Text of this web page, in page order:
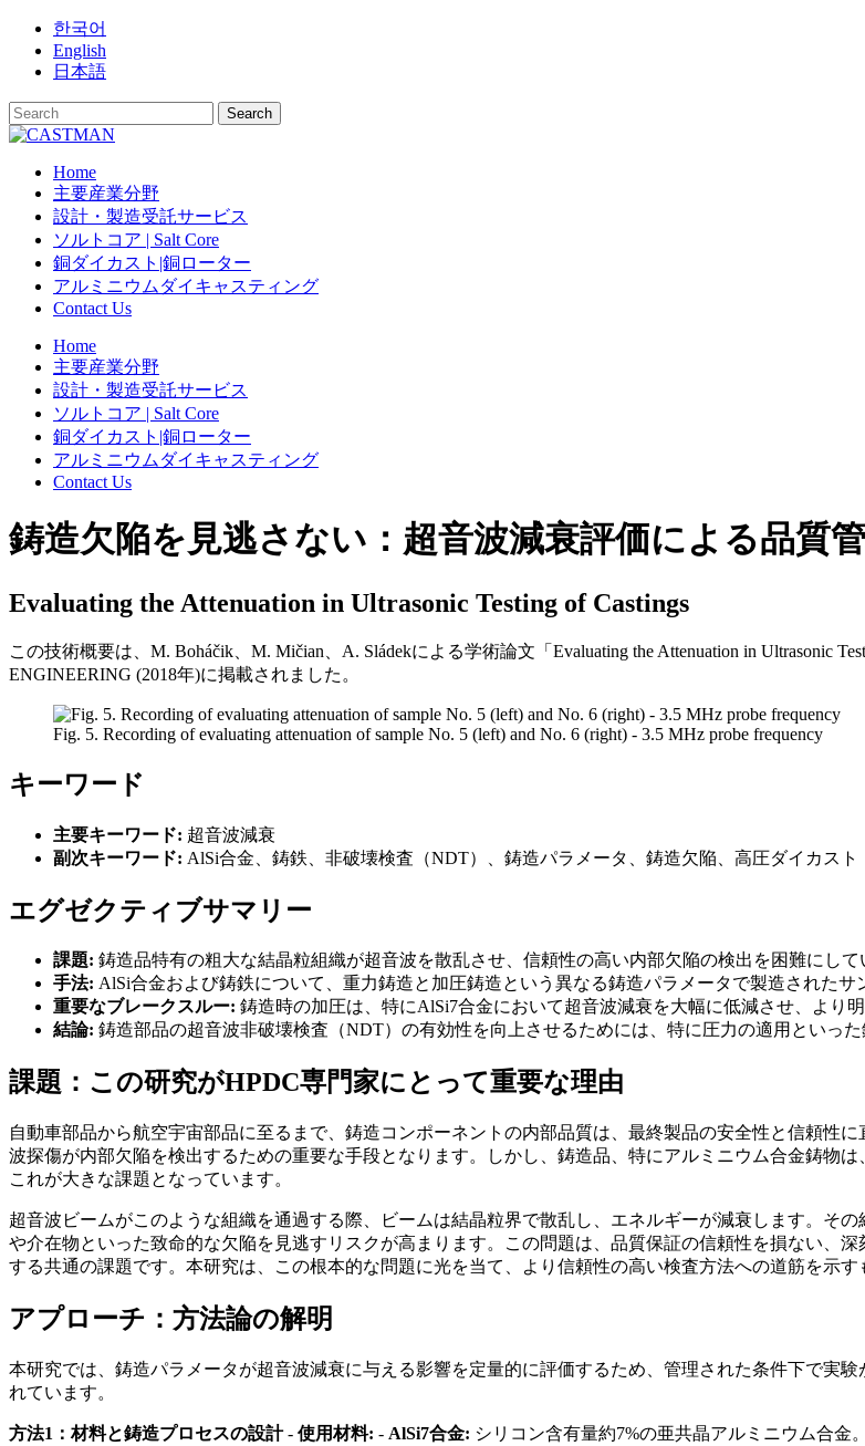
Skip
content
한국어
English
日本語
Home
主要産業分野
設計・製造受託サービス
ソルトコア | Salt Core
銅ダイカスト|銅ローター
アルミニウムダイキャスティング
Contact Us
Home
主要産業分野
設計・製造受託サービス
ソルトコア | Salt Core
銅ダイカスト|銅ローター
アルミニウムダイキャスティング
Contact Us
鋳造欠陥を見逃さない：超音波減衰評価による品質
Evaluating the Attenuation in Ultrasonic Testing of Castings
この技術概要は、M. Boháčik、M. Mičian、A. Sládekによる学術論文「Evaluating the Attenuation in Ultrasonic
ENGINEERING (2018年)に掲載されました。
Fig. 5. Recording of evaluating attenuation of sample No. 5 (left) and No. 6 (right) - 3.5 MHz probe frequency
キーワード
主要キーワード: 超音波減衰
副次キーワード: AlSi合金、鋳鉄、非破壊検査（NDT）、鋳造パラメータ、鋳造欠陥、高圧ダイカスト
エグゼクティブサマリー
課題: 鋳造品特有の粗大な結晶粒組織が超音波を散乱させ、信頼性の高い内部欠陥の検出を困難にして
手法: AlSi合金および鋳鉄について、重力鋳造と加圧鋳造という異なる鋳造パラメータで製造されたサ
重要なブレークスルー: 鋳造時の加圧は、特にAlSi7合金において超音波減衰を大幅に低減させ、より
結論: 鋳造部品の超音波非破壊検査（NDT）の有効性を向上させるためには、特に圧力の適用といっ
課題：この研究がHPDC専門家にとって重要な理由
自動車部品から航空宇宙部品に至るまで、鋳造コンポーネントの内部品質は、最終製品の安全性と信頼性
波探傷が内部欠陥を検出するための重要な手段となります。しかし、鋳造品、特にアルミニウム合金鋳物
これが大きな課題となっています。
超音波ビームがこのような組織を通過する際、ビームは結晶粒界で散乱し、エネルギーが減衰します。そ
や介在物といった致命的な欠陥を見逃すリスクが高まります。この問題は、品質保証の信頼性を損ない、
する共通の課題です。本研究は、この根本的な問題に光を当て、より信頼性の高い検査方法への道筋を示す
アプローチ：方法論の解明
本研究では、鋳造パラメータが超音波減衰に与える影響を定量的に評価するため、管理された条件下で実
れています。
方法1：材料と鋳造プロセスの設計- 使用材料: - AlSi7合金: シリコン含有量約7%の亜共晶アルミニウム合金